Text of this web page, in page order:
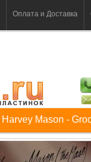
Оплата и Доставка
Harvey Mason -